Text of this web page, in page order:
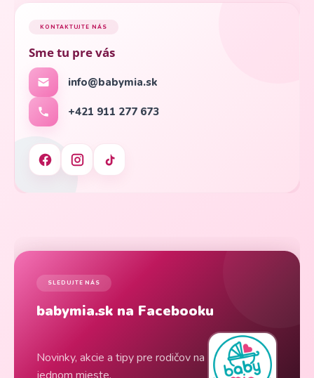
KONTAKTUJTE NÁS
Sme tu pre vás
info@babymia.sk
+421 911 277 673
SLEDUJTE NÁS
babymia.sk na Facebooku
Novinky, akcie a tipy pre rodičov na